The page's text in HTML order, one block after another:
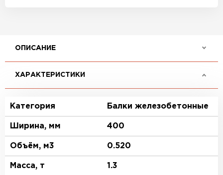
ОПИСАНИЕ
ХАРАКТЕРИСТИКИ
Категория Балки железобетонные
Ширина, мм 400
Объём, м3 0.520
Масса, т 1.3